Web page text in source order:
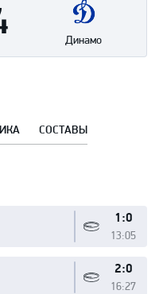
Динамо
СОСТАВЫ
1:0
13:05
2:0
16:27